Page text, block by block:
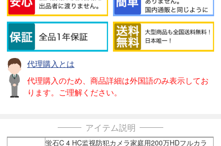
代理購入とは
代理購入のため、商品詳細は外国語のみ表示してお
ります。ご理解ください。
アイテム説明
蛍石C 4 HC监视防犯カメラ家庭用200万HDフルカラ